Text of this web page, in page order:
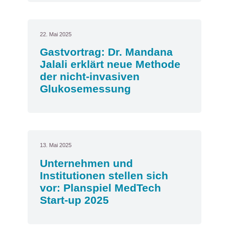
22. Mai 2025
Gastvortrag: Dr. Mandana
Jalali erklärt neue Methode
der nicht-invasiven
Glukosemessung
13. Mai 2025
Unternehmen und
Institutionen stellen sich
vor: Planspiel MedTech
Start-up 2025